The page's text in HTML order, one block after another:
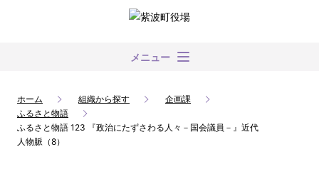
メニュー
ホーム 組織から探す
企画課
ふるさと物語
ふるさと物語 123 『政治にたずさわる人々－国会議員－』近代
人物脈（8）